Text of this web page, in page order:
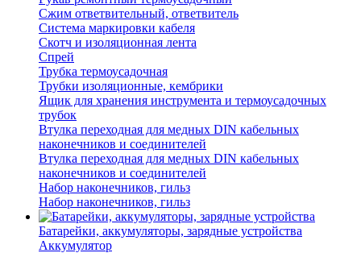
Сжим ответвительный, ответвитель
Система маркировки кабеля
Скотч и изоляционная лента
Спрей
Трубка термоусадочная
Трубки изоляционные, кембрики
Ящик для хранения инструмента и термоусадочных
трубок
Втулка переходная для медных DIN кабельных
наконечников и соединителей
Втулка переходная для медных DIN кабельных
наконечников и соединителей
Набор наконечников, гильз
Набор наконечников, гильз
Батарейки, аккумуляторы, зарядные устройства
Аккумулятор